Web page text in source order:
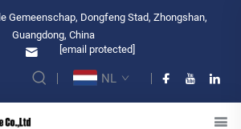
Gemeenschap, Dongfeng Stad, Zhongshan,
Guangdong, China
[email protected]
NL